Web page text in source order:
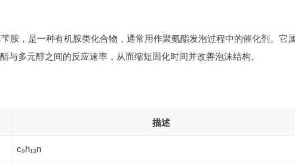
胺，是一种有机胺类化合物，通常用作聚氨酯发泡过程中的催化剂。它
与多元醇之间的反应速率，从而缩短固化时间并改善泡沫结构。
描述
c₉h₁₃n